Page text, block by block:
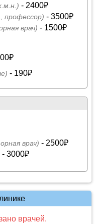
- 2400₽
профессор) - 3500₽
врач) - 1500₽
- 190₽
врач) - 2500₽
- 3000₽
врачей.